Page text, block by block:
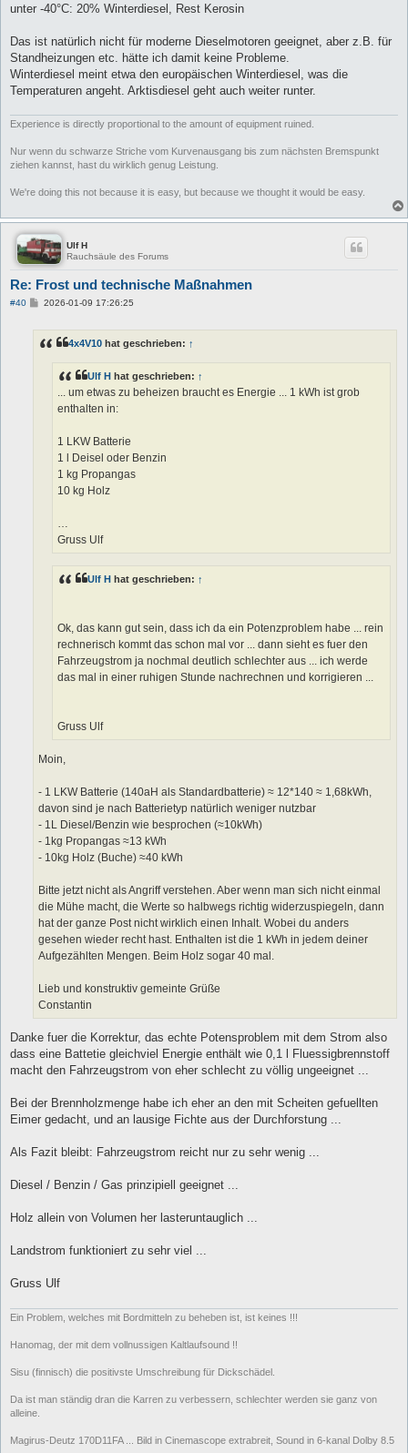
unter -40°C: 20% Winterdiesel, Rest Kerosin
Das ist natürlich nicht für moderne Dieselmotoren geeignet, aber z.B. für
Standheizungen etc. hätte ich damit keine Probleme.
Winterdiesel meint etwa den europäischen Winterdiesel, was die
Temperaturen angeht. Arktisdiesel geht auch weiter runter.
Experience is directly proportional to the amount of equipment ruined.
Nur wenn du schwarze Striche vom Kurvenausgang bis zum nächsten Bremspunkt
ziehen kannst, hast du wirklich genug Leistung.
We're doing this not because it is easy, but because we thought it would be easy.
Ulf H
Rauchsäule des Forums
Re: Frost und technische Maßnahmen
#40
B
r
2026-01-09 17:26:25
4x4V10 hat geschrieben: ↑
Ulf H hat geschrieben: ↑
... um etwas zu beheizen braucht es Energie ... 1 kWh ist grob
enthalten in:
1 LKW Batterie
1 l Deisel oder Benzin
1 kg Propangas
10 kg Holz
…
Gruss Ulf
Ulf H hat geschrieben: ↑
Ok, das kann gut sein, dass ich da ein Potenzproblem habe ... rein
rechnerisch kommt das schon mal vor ... dann sieht es fuer den
Fahrzeugstrom ja nochmal deutlich schlechter aus ... ich werde
das mal in einer ruhigen Stunde nachrechnen und korrigieren ...
Gruss Ulf
Moin,
- 1 LKW Batterie (140aH als Standardbatterie) ≈ 12*140 ≈ 1,68kWh,
davon sind je nach Batterietyp natürlich weniger nutzbar
- 1L Diesel/Benzin wie besprochen (≈10kWh)
- 1kg Propangas ≈13 kWh
- 10kg Holz (Buche) ≈40 kWh
Bitte jetzt nicht als Angriff verstehen. Aber wenn man sich nicht einmal
die Mühe macht, die Werte so halbwegs richtig widerzuspiegeln, dann
hat der ganze Post nicht wirklich einen Inhalt. Wobei du anders
gesehen wieder recht hast. Enthalten ist die 1 kWh in jedem deiner
Aufgezählten Mengen. Beim Holz sogar 40 mal.
Lieb und konstruktiv gemeinte Grüße
Constantin
Danke fuer die Korrektur, das echte Potensproblem mit dem Strom also
dass eine Battetie gleichviel Energie enthält wie 0,1 l Fluessigbrennstoff
macht den Fahrzeugstrom von eher schlecht zu völlig ungeeignet ...
Bei der Brennholzmenge habe ich eher an den mit Scheiten gefuellten
Eimer gedacht, und an lausige Fichte aus der Durchforstung ...
Als Fazit bleibt: Fahrzeugstrom reicht nur zu sehr wenig ...
Diesel / Benzin / Gas prinzipiell geeignet ...
Holz allein von Volumen her lasteruntauglich ...
Landstrom funktioniert zu sehr viel ...
Gruss Ulf
Ein Problem, welches mit Bordmitteln zu beheben ist, ist keines !!!
Hanomag, der mit dem vollnussigen Kaltlaufsound !!
Sisu (finnisch) die positivste Umschreibung für Dickschädel.
Da ist man ständig dran die Karren zu verbessern, schlechter werden sie ganz von
alleine.
Magirus-Deutz 170D11FA ... Bild in Cinemascope extrabreit, Sound in 6-kanal Dolby 8.5